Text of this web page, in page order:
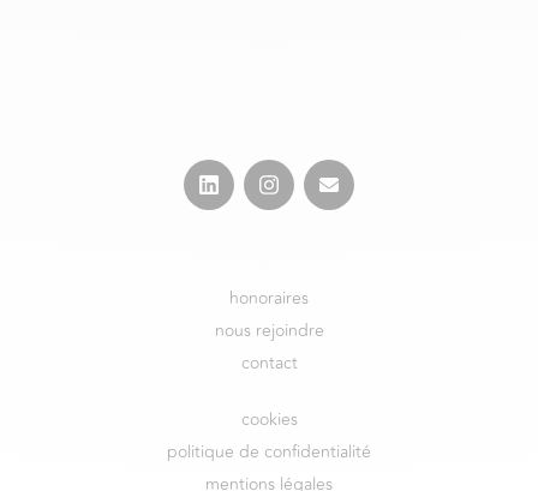
honoraires
nous rejoindre
contact
cookies
politique de confidentialité
mentions légales